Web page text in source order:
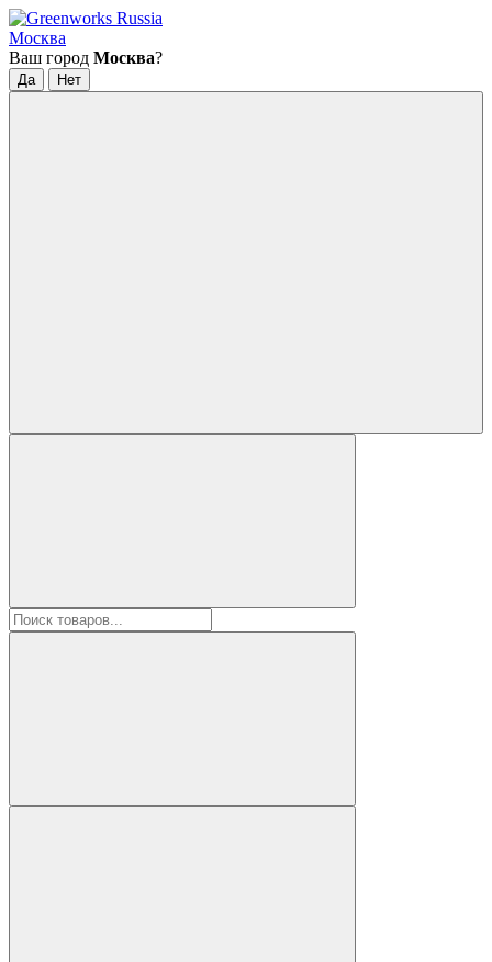
Москва
Ваш город Москва?